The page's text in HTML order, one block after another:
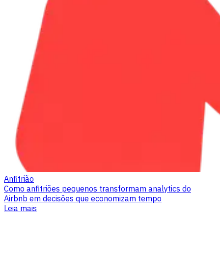
Anfitrião
Como anfitriões pequenos transformam analytics do
Airbnb em decisões que economizam tempo
Leia mais